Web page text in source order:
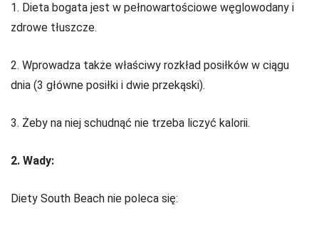
1. Dieta bogata jest w pełnowartościowe węglowodany i
zdrowe tłuszcze.
2. Wprowadza także właściwy rozkład posiłków w ciągu
dnia (3 główne posiłki i dwie przekąski).
3. Żeby na niej schudnąć nie trzeba liczyć kalorii.
2. Wady:
Diety South Beach nie poleca się: